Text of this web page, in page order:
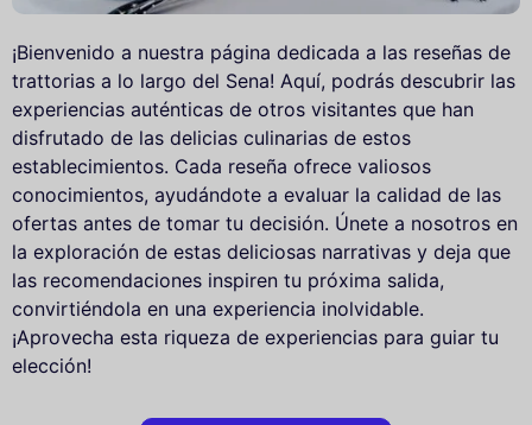
¡Bienvenido a nuestra página dedicada a las reseñas de
trattorias a lo largo del Sena! Aquí, podrás descubrir las
experiencias auténticas de otros visitantes que han
disfrutado de las delicias culinarias de estos
establecimientos. Cada reseña ofrece valiosos
conocimientos, ayudándote a evaluar la calidad de las
ofertas antes de tomar tu decisión. Únete a nosotros en
la exploración de estas deliciosas narrativas y deja que
las recomendaciones inspiren tu próxima salida,
convirtiéndola en una experiencia inolvidable.
¡Aprovecha esta riqueza de experiencias para guiar tu
elección!